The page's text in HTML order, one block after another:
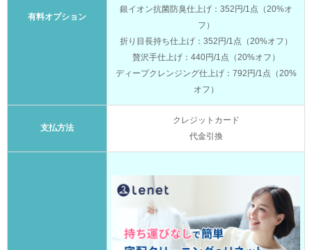
有料オプション
銀イオン抗菌防臭仕上げ：352円/1点（20%オ
フ）
折り目長持ち仕上げ：352円/1点（20%オフ）
贅沢手仕上げ：440円/1点（20%オフ）
ディープクレンジング仕上げ：792円/1点（20%
オフ）
支払方法
クレジットカード
代金引換